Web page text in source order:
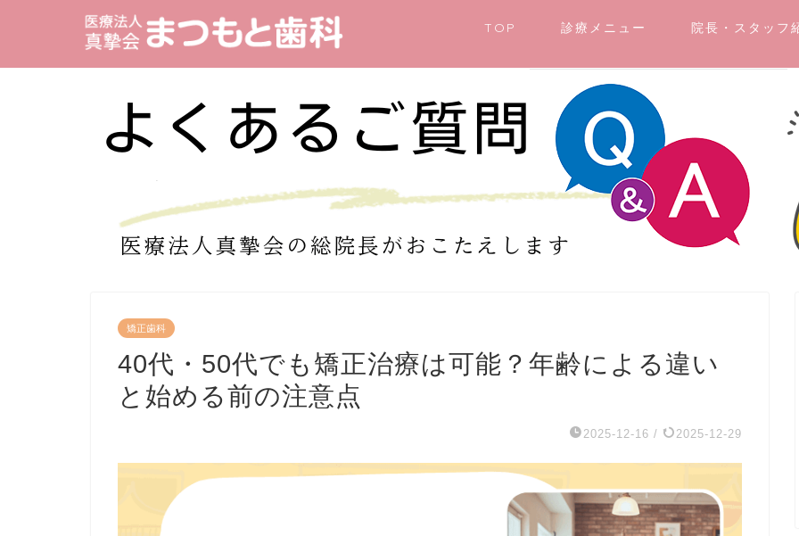
TOP 診療メニュー 院長・スタッフ
矯正歯科
40代・50代でも矯正治療は可能？年齢による違い
と始める前の注意点
2025-12-16 / 2025-12-29